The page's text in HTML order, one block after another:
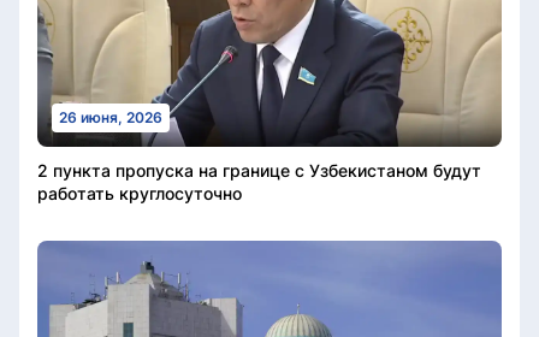
26 июня, 2026
2 пункта пропуска на границе с Узбекистаном будут
работать круглосуточно